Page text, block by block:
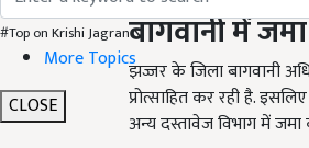
#Top on Krishi Jagran
More Topics
CLOSE
बागवानीमें
झज्जर के जिला बागवानी
प्रोत्साहित कर रही है.
अन्य दस्तावेज विभाग में